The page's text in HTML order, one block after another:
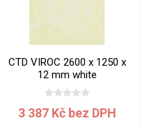
CTD VIROC 2600 x 1250 x
12 mm white
3 387 Kč bez DPH